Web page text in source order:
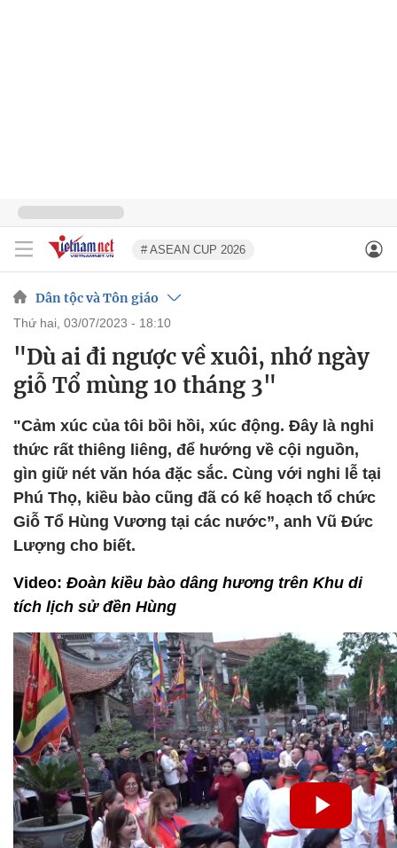
# ASEAN CUP 2026
Dân tộc và Tôn giáo
thứ hai, 03/07/2023 - 18:10
"Dù ai đi ngược về xuôi, nhớ ngày
giỗ Tổ mùng 10 tháng 3"
"Cảm xúc của tôi bồi hồi, xúc động. Đây là nghi
thức rất thiêng liêng, để hướng về cội nguồn,
gìn giữ nét văn hóa đặc sắc. Cùng với nghi lễ tại
Phú Thọ, kiều bào cũng đã có kế hoạch tổ chức
Giỗ Tổ Hùng Vương tại các nước”, anh Vũ Đức
Lượng cho biết.
Video: Đoàn kiều bào dâng hương trên Khu di
tích lịch sử đền Hùng